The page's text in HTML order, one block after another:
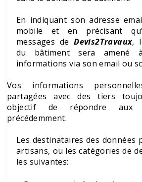
En indiquant son adresse
mobile et en précisant
messages deDevis2Travaux,
du bâtiment sera amené
informations via son email ou
Vos informations
partagées avec des tiers
objectif de répondre aux
précédemment.
Les destinataires des données
artisans, ou les catégories de
les suivantes: